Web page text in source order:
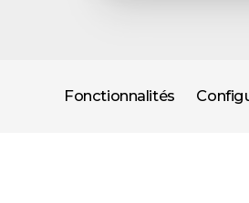
Fonctionnalités